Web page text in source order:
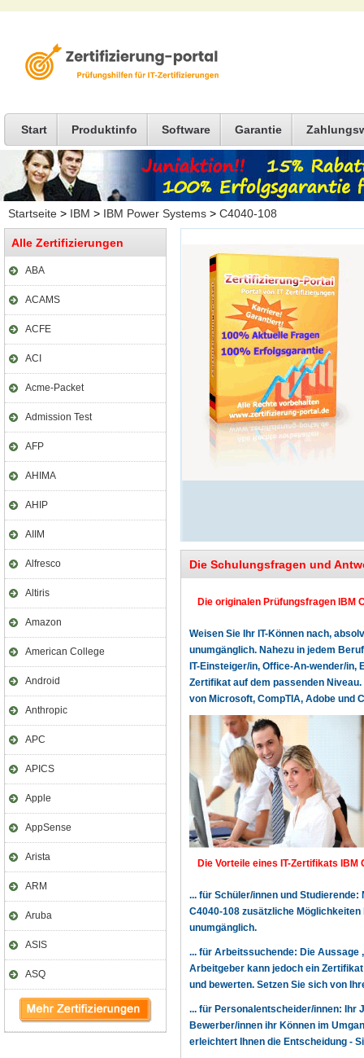
Start Produktinfo Software Garantie
Startseite > IBM > IBM Power Systems > C4040-108
Alle Zertifizierungen
ABA
ACAMS
ACFE
ACI
Acme-Packet
Admission Test
AFP
AHIMA
AHIP
AIIM
Alfresco
Altiris
Amazon
American College
Android
Anthropic
APC
APICS
Apple
AppSense
Arista
ARM
Aruba
ASIS
ASQ
Die Schulungsfragen und
Die originalen Prüfungsfragen IBM
Weisen Sie Ihr IT-Können nach,
unumgänglich. Nahezu in jedem
IT-Einsteiger/in, Office-An-wender/
Zertifikat auf dem passenden
von Microsoft, CompTIA, Adobe und
Die Vorteile eines IT-Zertifikats IBM
... für Schüler/innen und
C4040-108 zusätzliche
unumgänglich.
... für Arbeitssuchende: Die Aussage
Arbeitgeber kann jedoch ein
und bewerten. Setzen Sie sich von
... für Personalentscheider/innen: Ihr
Bewerber/innen ihr Können im
erleichtert Ihnen die Entscheidung -